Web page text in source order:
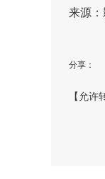
来源：
分享：
【允许